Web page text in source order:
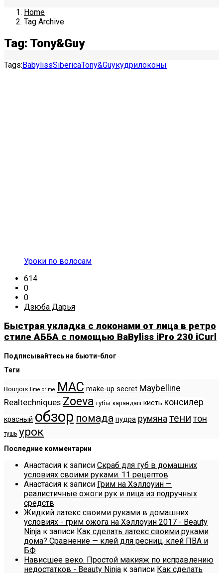
Home
Tag Archive
Tag: Tony&Guy
Tags:BabylissSibericaTony&Guyкудрилоконы
Уроки по волосам
614
0
0
Дзюба Дарья
Быстрая укладка с локонами от лица в ретро
стиле АББА с помощью BaByliss iPro 230 iCurl
Подписывайтесь на бьюти-блог
Теги
Bourjois lime crime MAC make-up secret Maybelline
Realtechniques Zoeva губы карандаш кисть консилер
красный обзор помада пудра румяна тени тон
тушь урок
Последние комментарии
Анастасия к записи Скраб для губ в домашних
условиях своими руками. 11 рецептов
Анастасия к записи Грим на Хэллоуин —
реалистичные ожоги рук и лица из подручных
средств
Жидкий латекс своими руками в домашних
условиях - грим ожога на Хэллоуин 2017 - Beauty
Ninja к записи Как сделать латекс своими руками
дома? Сравнение — клей для ресниц, клей ПВА и
БФ
Нависшее веко. Простой макияж по исправлению
недостатков - Beauty Ninja к записи Как сделать